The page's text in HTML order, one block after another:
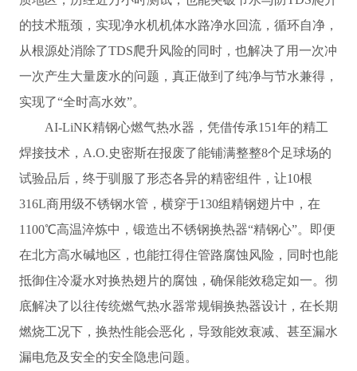
的技术瓶颈，实现净水机机体水路净水回流，循环自净，
从根源处消除了TDS爬升风险的同时，也解决了用一次冲
一次产生大量废水的问题，真正做到了纯净与节水兼得，
实现了“全时高水效”。
AI-LiNK精钢心燃气热水器，凭借传承151年的精工
焊接技术，A.O.史密斯在报废了能铺满整整8个足球场的
试验品后，终于驯服了形态各异的精密组件，让10根
316L商用级不锈钢水管，横穿于130组精钢翅片中，在
1100℃高温淬炼中，锻造出不锈钢换热器“精钢心”。即便
在北方高水碱地区，也能扛得住管路腐蚀风险，同时也能
抵御住冷凝水对换热翅片的腐蚀，确保能效稳定如一。彻
底解决了以往传统燃气热水器常规铜换热器设计，在长期
燃烧工况下，换热性能会恶化，导致能效衰减、甚至漏水
漏电危及安全的安全隐患问题。